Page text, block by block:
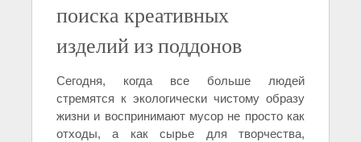
поиска креативных
изделий из поддонов
Сегодня, когда все больше людей
стремятся к экологически чистому образу
жизни и воспринимают мусор не просто как
отходы, а как сырье для творчества,